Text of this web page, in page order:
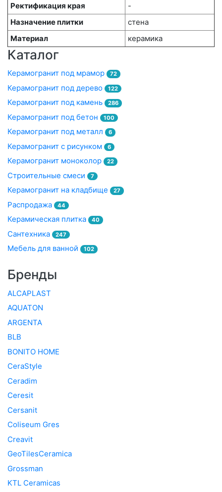
Ректификация края
-
Назначение плитки
стена
Материал
керамика
Каталог
Керамогранит под мрамор 72
Керамогранит под дерево 122
Керамогранит под камень 286
Керамогранит под бетон 100
Керамогранит под металл 6
Керамогранит с рисунком 6
Керамогранит моноколор 22
Строительные смеси 7
Керамогранит на кладбище 27
Распродажа 44
Керамическая плитка 40
Сантехника 247
Мебель для ванной 102
Бренды
ALCAPLAST
AQUATON
ARGENTA
BLB
BONITO HOME
CeraStyle
Ceradim
Ceresit
Cersanit
Coliseum Gres
Creavit
GeoTilesCeramica
Grossman
KTL Ceramicas